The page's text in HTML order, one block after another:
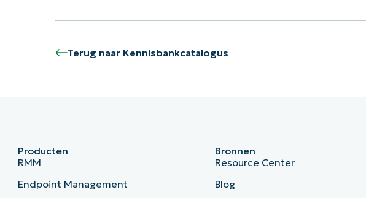
Terug naar Kennisbankcatalogus
Producten
RMM
Endpoint Management
Bronnen
Resource Center
Blog